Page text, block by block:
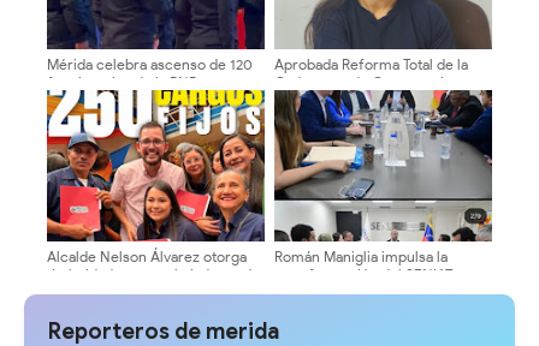
Mérida celebra ascenso de 120
funcionarios de la PNB
Aprobada Reforma Total de la
Ordenanza de Cementerios en
el Municipio Libertador ​
Alcalde Nelson Álvarez otorga
titularidad a 250 trabajadores de
la municipalidad
Román Maniglia impulsa la
transformación del SENIAT
mediante la nueva visión MODA
tributarios
Reporteros de merida